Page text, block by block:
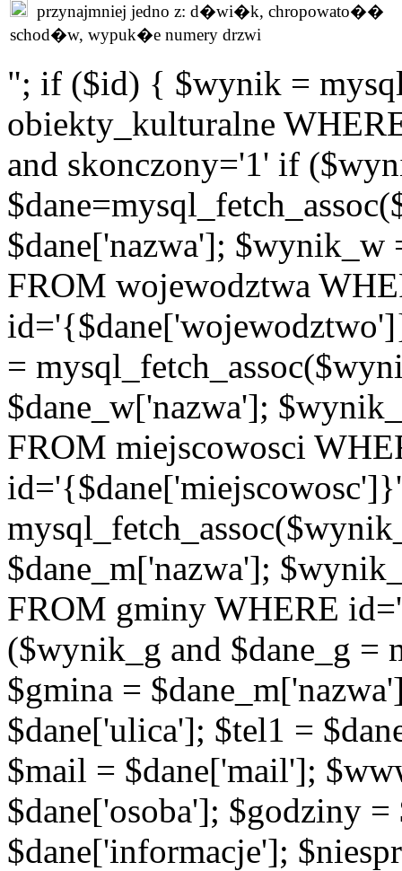
przynajmniej jedno z: d�wi�k, chropowato��
schod�w, wypuk�e numery drzwi
"; if ($id) { $wynik =
obiekty_kulturalne
and skonczony='1' if
$dane['nazwa'];
FROM wojewodztwa
=
$dane_w['nazwa'];
FROM miejscowosci
$dane_m['nazwa'];
FROM gminy WHERE
($wynik_g and $dane_g =
$gmina =
$dane['ulica']; $tel1 =
$mail = $dane['mail'];
$dane['osoba']; $godziny
$dane['informacje'];